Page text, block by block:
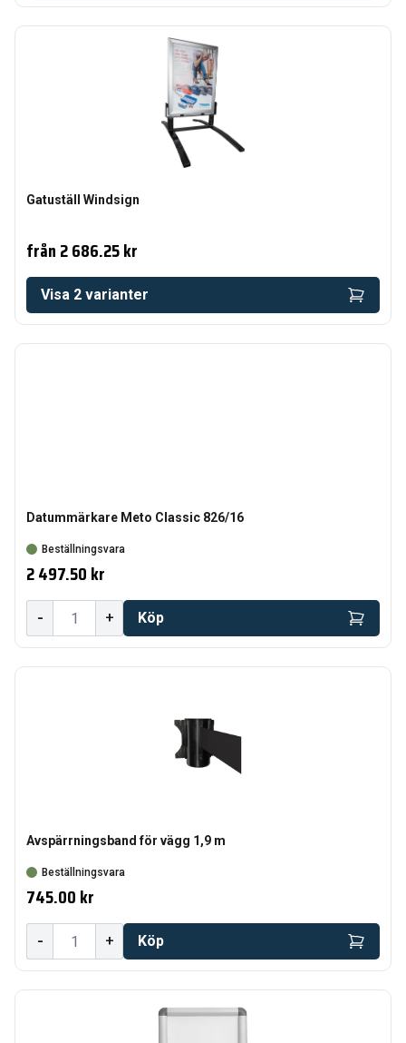
Gatuställ Windsign
från2 686.25 kr
Visa 2 varianter
Datummärkare Meto Classic 826/16
Beställningsvara
2 497.50 kr
- + Köp
Avspärrningsband för vägg 1,9 m
Beställningsvara
745.00 kr
- + Köp